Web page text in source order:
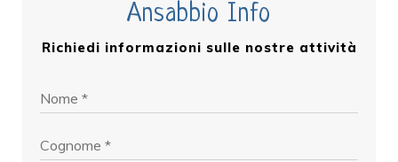
Ansabbio Info
Richiedi informazioni sulle nostre attività